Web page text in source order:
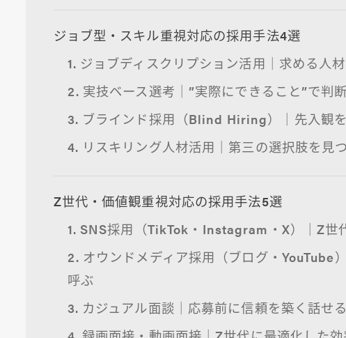
ジョブ型・スキル重視対応の採用手法4選
1. ジョブディスクリプション活用｜求める人
2. 実技ベース選考｜”実際にできること”で判
3. ブラインド採用（Blind Hiring）｜先入観
4. リスキリング人材活用｜第三の選択肢を見
Z世代・価値観重視対応の採用手法5選
1. SNS採用（TikTok・Instagram・X）｜Z世
2. オウンドメディア採用（ブログ・YouTube
呼ぶ
3. カジュアル面談｜応募前に信頼を築く話せ